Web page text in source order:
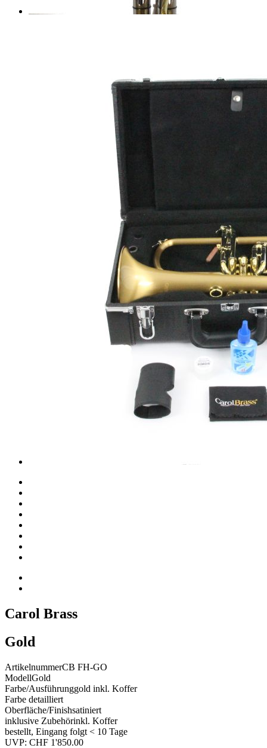
Carol Brass
Gold
ArtikelnummerCB FH-GO
ModellGold
Farbe/Ausführunggold inkl. Koffer
Farbe detailliert
Oberfläche/Finishsatiniert
inklusive Zubehörinkl. Koffer
bestellt, Eingang folgt < 10 Tage
UVP: CHF 1'850.00